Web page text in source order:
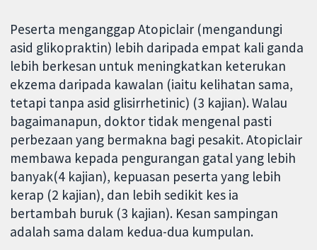
Peserta menganggap Atopiclair (mengandungi
asid glikopraktin) lebih daripada empat kali ganda
lebih berkesan untuk meningkatkan keterukan
ekzema daripada kawalan (iaitu kelihatan sama,
tetapi tanpa asid glisirrhetinic) (3 kajian). Walau
bagaimanapun, doktor tidak mengenal pasti
perbezaan yang bermakna bagi pesakit. Atopiclair
membawa kepada pengurangan gatal yang lebih
banyak(4 kajian), kepuasan peserta yang lebih
kerap (2 kajian), dan lebih sedikit kes ia
bertambah buruk (3 kajian). Kesan sampingan
adalah sama dalam kedua-dua kumpulan.